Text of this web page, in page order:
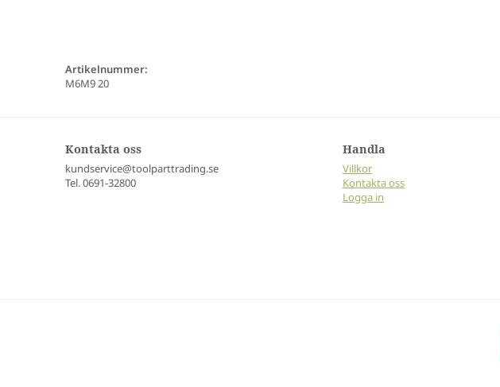
Artikelnummer:
M6M9 20
Kontakta oss
kundservice@toolparttrading.se
Tel. 0691-32800
Handla
Villkor
Kontakta oss
Logga in